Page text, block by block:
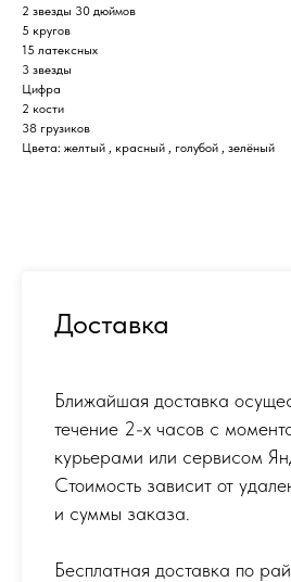
2 звезды 30 дюймов
5 кругов
15 латексных
3 звезды
Цифра
2 кости
38 грузиков
Цвета: желтый , красный , голубой , зелёный
Доставка
Ближайшая доставка
течение 2-х часов с
курьерами или сервисом
Стоимость зависит от
и суммы заказа.
Бесплатная доставка по